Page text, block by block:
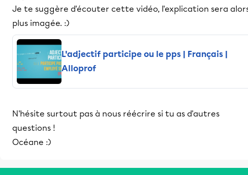
Je te suggère d'écouter cette vidéo, l'explication sera
plus imagée. :)
L'adjectif participe ou le pps | Français |
Alloprof
N'hésite surtout pas à nous réécrire si tu as d'autres
questions !
Océane :)